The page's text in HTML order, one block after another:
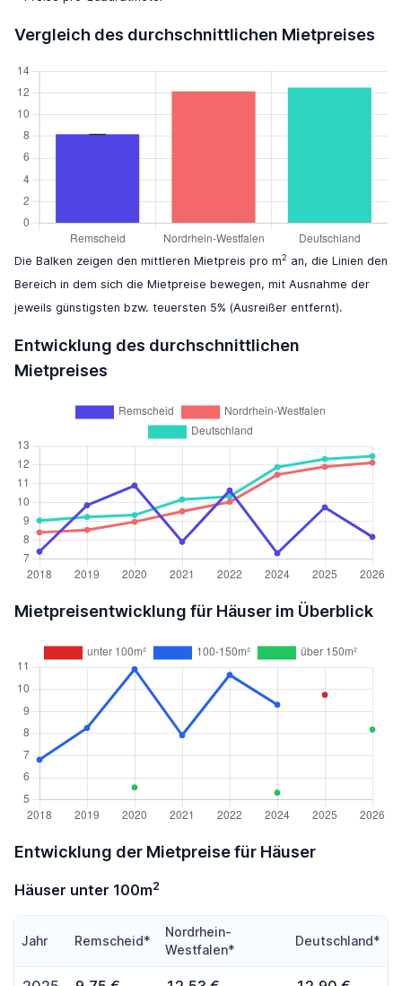
Vergleich des durchschnittlichen Mietpreises
Die Balken zeigen den mittleren Mietpreis pro m2 an, die Linien den
Bereich in dem sich die Mietpreise bewegen, mit Ausnahme der
jeweils günstigsten bzw. teuersten 5% (Ausreißer entfernt).
Entwicklung des durchschnittlichen
Mietpreises
Mietpreisentwicklung für Häuser im Überblick
Entwicklung der Mietpreise für Häuser
Häuser unter 100m2
Jahr Remscheid*
Nordrhein-
Westfalen*
Deutschland*